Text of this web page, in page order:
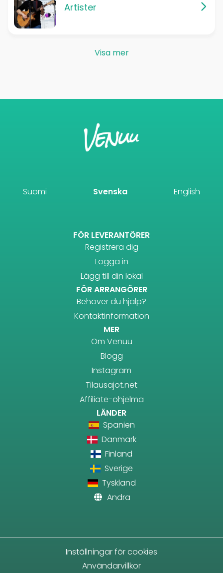
Artister
Visa mer
Suomi Svenska English
FÖR LEVERANTÖRER
Registrera dig
Logga in
Lägg till din lokal
FÖR ARRANGÖRER
Behöver du hjälp?
Kontaktinformation
MER
Om Venuu
Blogg
Instagram
Tilausajot.net
Affiliate-ohjelma
LÄNDER
Spanien
Danmark
Finland
Sverige
Tyskland
Andra
Inställningar för cookies
Användarvillkor